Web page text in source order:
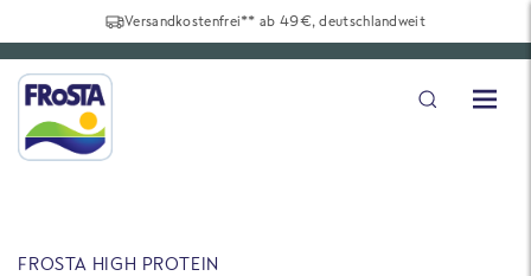
Versandkostenfrei** ab 49€, deutschlandweit
FROSTA HIGH PROTEIN